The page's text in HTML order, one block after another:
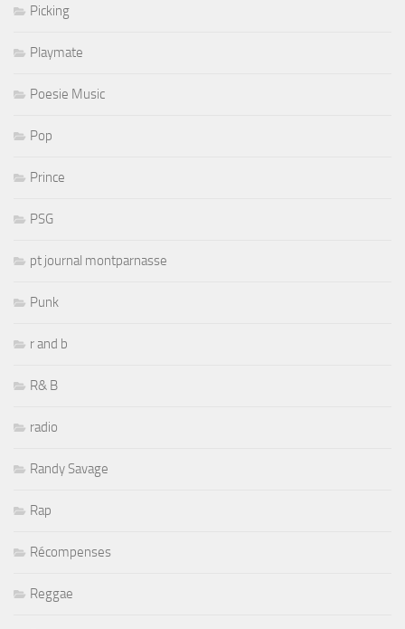
Picking
Playmate
Poesie Music
Pop
Prince
PSG
pt journal montparnasse
Punk
r and b
R& B
radio
Randy Savage
Rap
Récompenses
Reggae